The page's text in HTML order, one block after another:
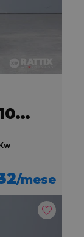
KAWASAKI Versys 1000
/mese